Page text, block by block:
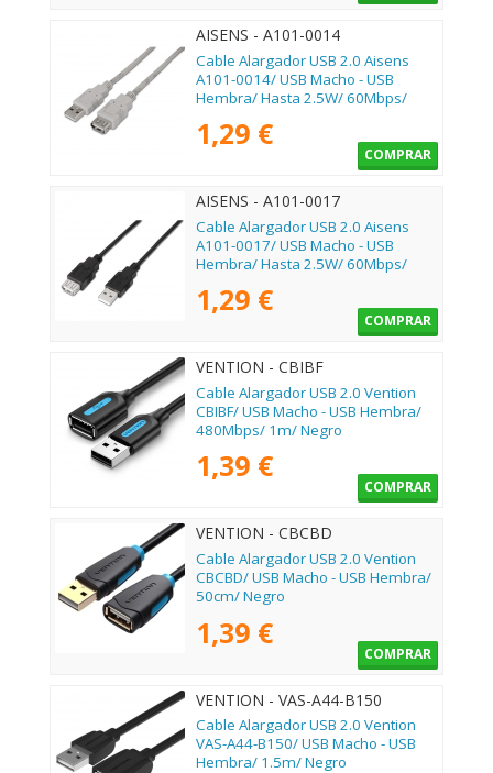
AISENS - A101-0014
Cable Alargador USB 2.0 Aisens
A101-0014/ USB Macho - USB
Hembra/ Hasta 2.5W/ 60Mbps/
1,29 €
COMPRAR
AISENS - A101-0017
Cable Alargador USB 2.0 Aisens
A101-0017/ USB Macho - USB
Hembra/ Hasta 2.5W/ 60Mbps/
1,29 €
COMPRAR
VENTION - CBIBF
Cable Alargador USB 2.0 Vention
CBIBF/ USB Macho - USB Hembra/
480Mbps/ 1m/ Negro
1,39 €
COMPRAR
VENTION - CBCBD
Cable Alargador USB 2.0 Vention
CBCBD/ USB Macho - USB Hembra/
50cm/ Negro
1,39 €
COMPRAR
VENTION - VAS-A44-B150
Cable Alargador USB 2.0 Vention
VAS-A44-B150/ USB Macho - USB
Hembra/ 1.5m/ Negro